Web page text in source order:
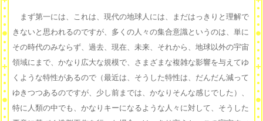
まず第一には、これは、現代の地球人には、まだはっきりと理解で
きないと思われるのですが、多くの人々の集合意識というのは、単に
その時代のみならず、過去、現在、未来、それから、地球以外の宇宙
領域にまで、かなり広大な規模で、さまざまな複雑な影響を与えてゆ
くような特性があるので（最近は、そうした特性は、だんだん減って
ゆきつつあるのですが、少し前までは、かなりそんな感じでした）、
特に人類の中でも、かなりキーになるような人々に対して、そうした